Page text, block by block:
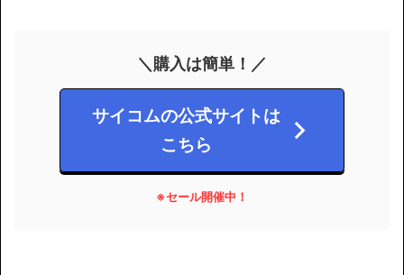
＼購入は簡単！／
サイコムの公式サイトは
こちら
※セール開催中！